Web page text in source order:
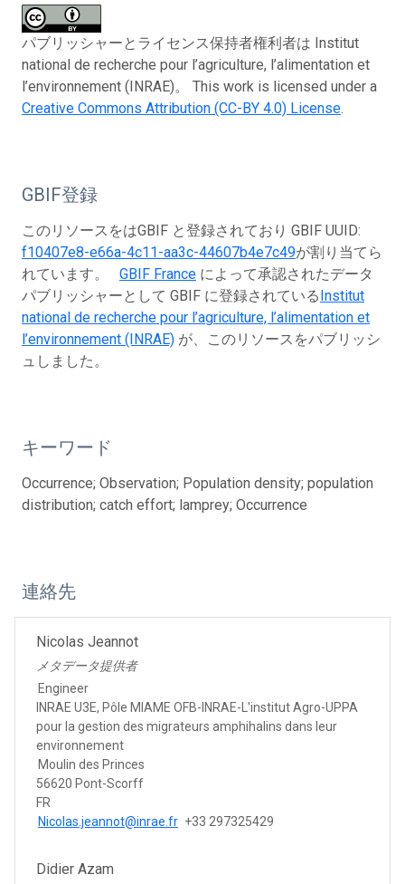
パブリッシャーとライセンス保持者権利者は Institut
national de recherche pour l’agriculture, l’alimentation et
l’environnement (INRAE)。 This work is licensed under a
Creative Commons Attribution (CC-BY 4.0) License.
GBIF登録
このリソースをはGBIF と登録されており GBIF UUID:
f10407e8-e66a-4c11-aa3c-44607b4e7c49が割り当てら
れています。 GBIF France によって承認されたデータ
パブリッシャーとして GBIF に登録されているInstitut
national de recherche pour l’agriculture, l’alimentation et
l’environnement (INRAE) が、このリソースをパブリッシ
ュしました。
キーワード
Occurrence; Observation; Population density; population
distribution; catch effort; lamprey; Occurrence
連絡先
Nicolas Jeannot
メタデータ提供者
Engineer
INRAE U3E, Pôle MIAME OFB-INRAE-L'institut Agro-UPPA
pour la gestion des migrateurs amphihalins dans leur
environnement
Moulin des Princes
56620 Pont-Scorff
FR
Nicolas.jeannot@inrae.fr +33 297325429
Didier Azam